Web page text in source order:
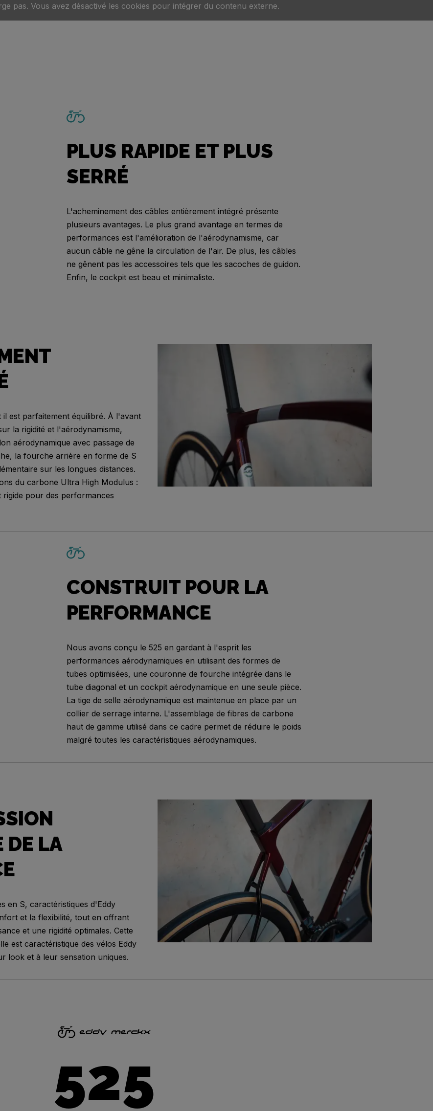
pas. Vous avez désactivé les cookies pour intégrer du contenu externe.
PLUS RAPIDE ET PLUS
SERRÉ
L'acheminement des câbles entièrement intégré présente
plusieurs avantages. Le plus grand avantage en termes de
performances est l'amélioration de l'aérodynamisme, car
aucun câble ne gêne la circulation de l'air. De plus, les câbles
ne gênent pas les accessoires tels que les sacoches de guidon.
Enfin, le cockpit est beau et minimaliste.
il est parfaitement équilibré. À l'avant
la rigidité et l'aérodynamisme,
aérodynamique avec passage de
la fourche arrière en forme de S
sur les longues distances.
du carbone Ultra High Modulus :
pour des performances
CONSTRUIT POUR LA
PERFORMANCE
Nous avons conçu le 525 en gardant à l'esprit les
performances aérodynamiques en utilisant des formes de
tubes optimisées, une couronne de fourche intégrée dans le
tube diagonal et un cockpit aérodynamique en une seule pièce.
La tige de selle aérodynamique est maintenue en place par un
collier de serrage interne. L'assemblage de fibres de carbone
haut de gamme utilisé dans ce cadre permet de réduire le poids
malgré toutes les caractéristiques aérodynamiques.
DE LA
en S, caractéristiques d'Eddy
et la flexibilité, tout en offrant
et une rigidité optimales. Cette
est caractéristique des vélos Eddy
look et à leur sensation uniques.
525